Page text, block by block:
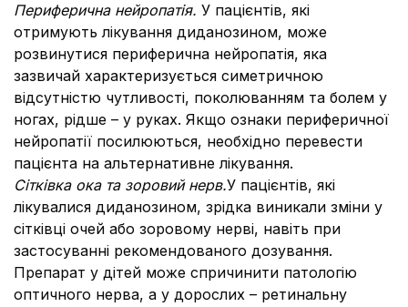
Периферична нейропатія. У пацієнтів, які
отримують лікування диданозином, може
розвинутися периферична нейропатія, яка
зазвичай характеризується симетричною
відсутністю чутливості, поколюванням та болем у
ногах, рідше – у руках. Якщо ознаки периферичної
нейропатії посилюються, необхідно перевести
пацієнта на альтернативне лікування.
Сітківка ока та зоровий нерв.У пацієнтів, які
лікувалися диданозином, зрідка виникали зміни у
сітківці очей або зоровому нерві, навіть при
застосуванні рекомендованого дозування.
Препарат у дітей може спричинити патологію
оптичного нерва, а у дорослих – ретинальну